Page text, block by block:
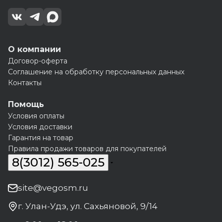
О компании
Договор-оферта
Соглашение на обработку персональных данных
Контакты
Помощь
Условия оплаты
Условия доставки
Гарантия на товар
Правила продажи товаров для покупателей
8(3012) 565-025
site@vegosm.ru
г. Улан-Удэ, ул. Сахьяновой, 9/14